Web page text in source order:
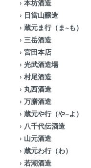
› 本坊酒造
› 日當山醸造
› 蔵元ま行（ま~も）
› 三岳酒造
› 宮田本店
› 光武酒造場
› 村尾酒造
› 丸西酒造
› 万膳酒造
› 蔵元や行（や~よ）
› 八千代伝酒造
› 山元酒造
› 蔵元わ行（わ）
› 若潮酒造